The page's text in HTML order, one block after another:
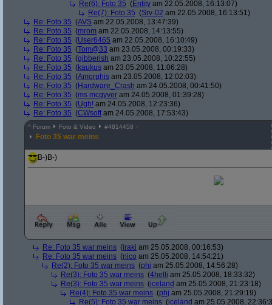
Re(6): Foto 35 (Entity am 22.05.2008, 16:13:07)
Re(7): Foto 35 (Srv-02 am 22.05.2008, 16:13:51)
Re: Foto 35 (AVS am 22.05.2008, 13:47:39)
Re: Foto 35 (mrom am 22.05.2008, 14:13:55)
Re: Foto 35 (User6465 am 22.05.2008, 16:10:49)
Re: Foto 35 (Tom@33 am 23.05.2008, 00:19:33)
Re: Foto 35 (gibberish am 23.05.2008, 10:22:55)
Re: Foto 35 (kaukus am 23.05.2008, 11:06:28)
Re: Foto 35 (Amorphis am 23.05.2008, 12:02:03)
Re: Foto 35 (Hardware_Crash am 24.05.2008, 00:41:50)
Re: Foto 35 (ms mcgyver am 24.05.2008, 01:39:28)
Re: Foto 35 (Ugh! am 24.05.2008, 12:23:36)
Re: Foto 35 (CWsoft am 24.05.2008, 17:53:43)
^ Forum Foto & Video #4814458
Foto 35 war meins
B-)B-)
Re: Foto 35 war meins (iraki am 25.05.2008, 00:16:53)
Re: Foto 35 war meins (nico am 25.05.2008, 14:54:21)
Re(2): Foto 35 war meins (phj am 25.05.2008, 14:56:28)
Re(3): Foto 35 war meins (4helli am 25.05.2008, 18:33:32)
Re(3): Foto 35 war meins (iceland am 25.05.2008, 21:23:18)
Re(4): Foto 35 war meins (phj am 25.05.2008, 21:29:19)
Re(5): Foto 35 war meins (iceland am 25.05.2008,